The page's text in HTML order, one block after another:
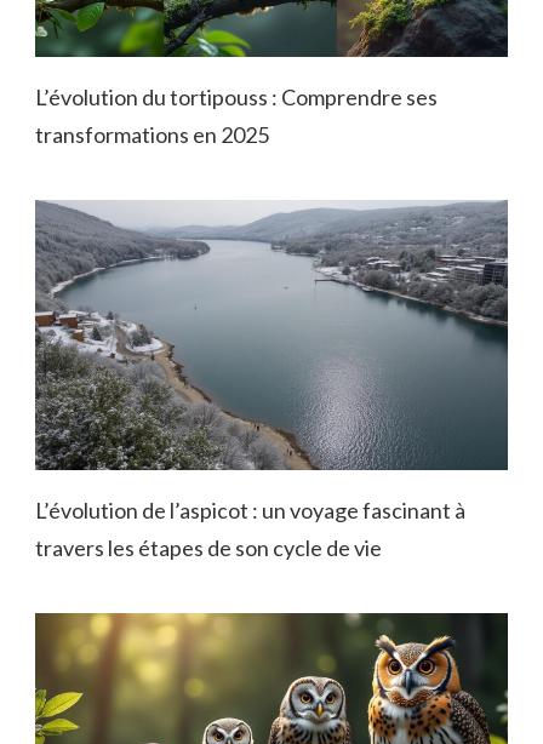
L’évolution du tortipouss : Comprendre ses
transformations en 2025
L’évolution de l’aspicot : un voyage fascinant à
travers les étapes de son cycle de vie